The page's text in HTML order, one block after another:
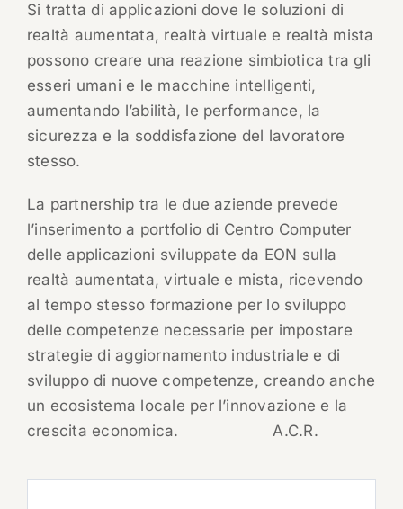
Si tratta di applicazioni dove le soluzioni di
realtà aumentata, realtà virtuale e realtà mista
possono creare una reazione simbiotica tra gli
esseri umani e le macchine intelligenti,
aumentando l’abilità, le performance, la
sicurezza e la soddisfazione del lavoratore
stesso.
La partnership tra le due aziende prevede
l’inserimento a portfolio di Centro Computer
delle applicazioni sviluppate da EON sulla
realtà aumentata, virtuale e mista, ricevendo
al tempo stesso formazione per lo sviluppo
delle competenze necessarie per impostare
strategie di aggiornamento industriale e di
sviluppo di nuove competenze, creando anche
un ecosistema locale per l’innovazione e la
crescita economica.
A.C.R.